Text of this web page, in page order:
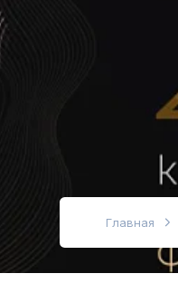
Главная